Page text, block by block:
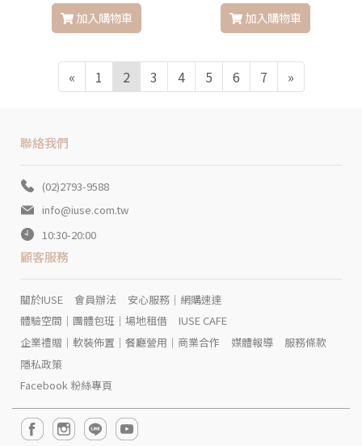
加入購物車 加入購物車
« 1 2 3 4 5 6 7 »
聯絡我們
(02)2793-9588
info@iuse.com.tw
10:30-20:00
顧客服務
關於IUSE 會員辦法
安心服務｜網購速達
體驗空間｜團體包班｜場地租借
IUSE CAFE
企業禮贈｜軟裝佈置｜餐廳營用｜商業合作
媒體報導
服務條款
隱私政策
Facebook 粉絲專頁